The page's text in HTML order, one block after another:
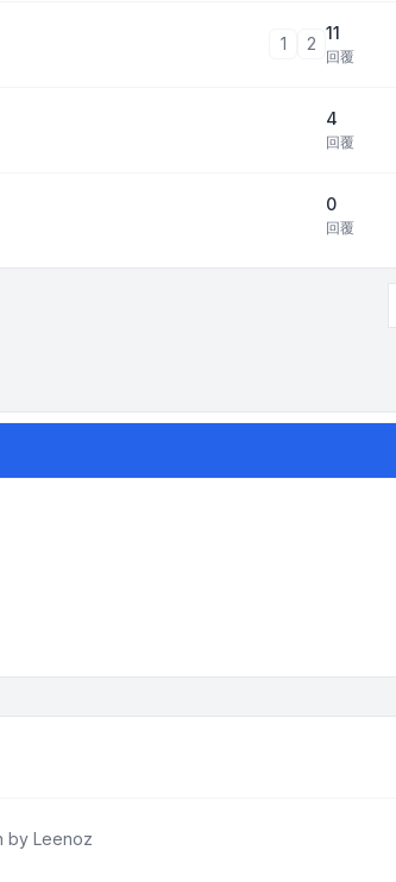
1 2
11
回覆
4
回覆
0
回覆
by Leenoz